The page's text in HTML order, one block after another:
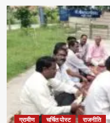
ग्रामीण चर्चित पोस्ट राजनीति